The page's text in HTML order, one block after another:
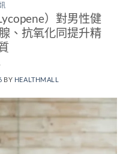
）對男性健
、抗氧化同提升精
BY HEALTHMALL